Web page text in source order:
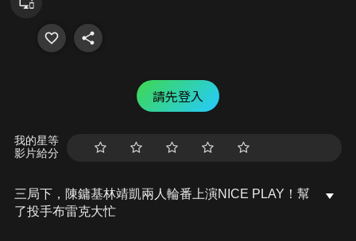
請先登入
我的星等
影片給分
三局下，陳鏞基林靖凱兩人輪番上演NICE PLAY！幫
了投手布雷克大忙